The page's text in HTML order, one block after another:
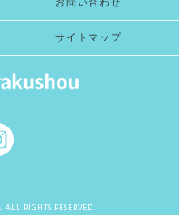
サイトマップ
RIGHTS RESERVED.